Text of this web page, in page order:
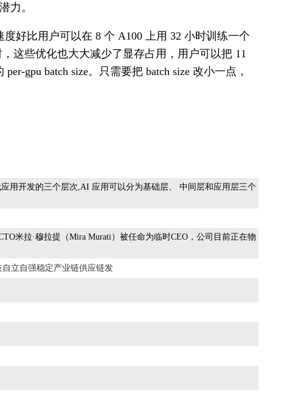
力。
好比用户可以在 8 个 A100 上用 32 小时训练一个
这些优化也大大减少了显存占用，用户可以把 11
gpu batch size。只需要把 batch size 改小一点，
用开发的三个层次,AI 应用可以分为基础层、 中间层和应用层三个
米拉·穆拉提（Mira Murati）被任命为临时CEO，公司目前正在物
立自强稳定产业链供应链发